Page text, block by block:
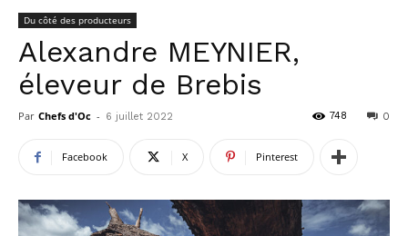
Du côté des producteurs
Alexandre MEYNIER,
éleveur de Brebis
Par Chefs d'Oc - 6 juillet 2022 0
748
Facebook X Pinterest